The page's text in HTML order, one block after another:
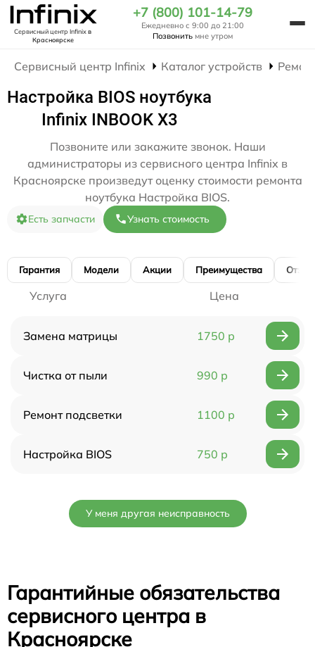
Сервисный центр Infinixв
Красноярске
+7 (800) 101-14-79
Ежедневно с 9:00 до 21:00
Позвонить мне утром
Сервисный центр Infinix Каталог устройств
Настройка BIOS ноутбука
Infinix INBOOK X3
Позвоните или закажите звонок. Наши
администраторы из сервисного центра Infinix в
Красноярске произведут оценку стоимости ремонта
ноутбука Настройка BIOS.
Есть запчасти Узнать стоимость
Гарантия Модели Акции Преимущества
Услуга Цена
Замена матрицы 1750 р
Чистка от пыли 990 р
Ремонт подсветки 1100 р
Настройка BIOS 750 р
У меня другая неисправность
Гарантийные обязательства
сервисного центра в
Красноярске